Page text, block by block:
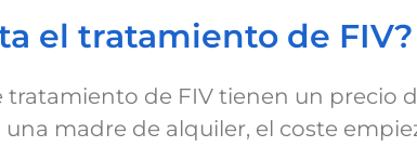
el tratamiento de FIV?
de FIV tienen un precio
madre de alquiler, el coste